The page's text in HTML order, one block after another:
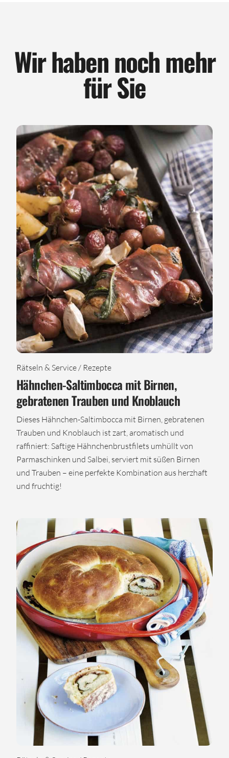
Wir haben noch mehr
für Sie
Rätseln & Service / Rezepte
Hähnchen-Saltimbocca mit Birnen,
gebratenen Trauben und Knoblauch
Dieses Hähnchen-Saltimbocca mit Birnen, gebratenen
Trauben und Knoblauch ist zart, aromatisch und
raffiniert: Saftige Hähnchenbrustfilets umhüllt von
Parmaschinken und Salbei, serviert mit süßen Birnen
und Trauben – eine perfekte Kombination aus herzhaft
und fruchtig!